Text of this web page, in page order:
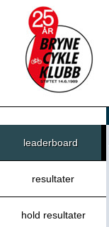
leaderboard
resultater
hold resultater